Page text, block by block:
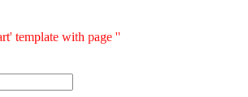
template with page ''